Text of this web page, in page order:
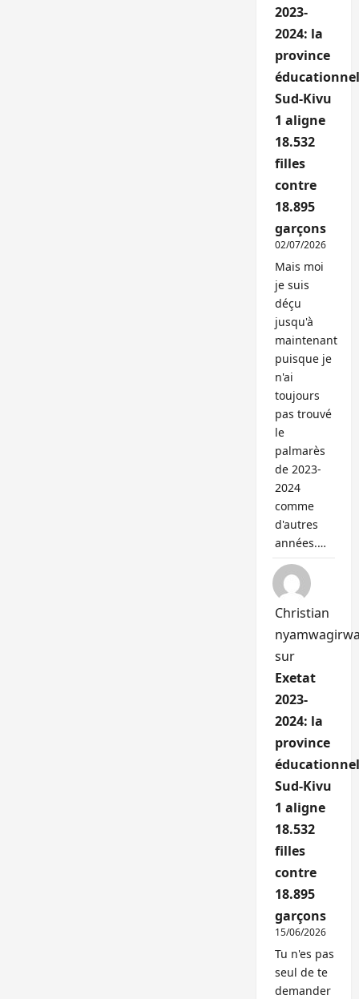
2023-
2024: la
province
Sud-Kivu
1 aligne
18.532
filles
contre
18.895
garçons
02/07/2026
Mais moi
je suis
déçu
jusqu'à
maintenant
puisque je
n'ai
toujours
pas trouvé
le
palmarès
de 2023-
2024
comme
d'autres
années.…
Christian
sur
Exetat
2023-
2024: la
province
Sud-Kivu
1 aligne
18.532
filles
contre
18.895
garçons
15/06/2026
Tu n'es pas
seul de te
demander